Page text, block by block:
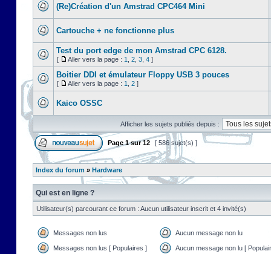
(Re)Création d'un Amstrad CPC464 Mini
Cartouche + ne fonctionne plus
Test du port edge de mon Amstrad CPC 6128.
[ Aller vers la page : 1 2 3 4 ]
Boitier DDI et émulateur Floppy USB 3 pouces
[ Aller vers la page : 1 2 ]
Kaico OSSC
Afficher les sujets publiés depuis :
Page1sur12 [ 586 sujet(s) ]
Index du forum » Hardware
Qui est en ligne ?
Utilisateur(s) parcourant ce forum : Aucun utilisateur inscrit et 4 invité(s)
Messages non lus Aucun message non lu
Messages non lus [ Populaires ] Aucun message non lu [